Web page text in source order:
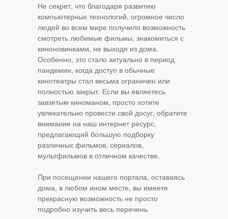
Не секрет, что благодаря развитию
компьютерных технологий, огромное число
людей во всем мире получило возможность
смотреть любимые фильмы, знакомиться с
киноновинками, не выходя из дома.
Особенно, это стало актуально в период
пандемии, когда доступ в обычные
кинотеатры стал весьма ограничен или
полностью закрыт. Если вы являетесь
завзятым киноманом, просто хотите
увлекательно провести свой досуг, обратите
внимание на наш интернет ресурс,
предлагающий большую подборку
различных фильмов, сериалов,
мультфильмов в отличном качестве.
При посещении нашего портала, оставаясь
дома, в любом ином месте, вы имеете
прекрасную возможность не просто
подробно изучить весь перечень